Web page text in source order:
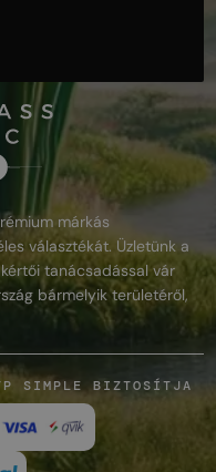
márkás
választékát. Üzletünk a
tanácsadással vár
bármelyik területéről,
SIMPLE BIZTOSÍTJA